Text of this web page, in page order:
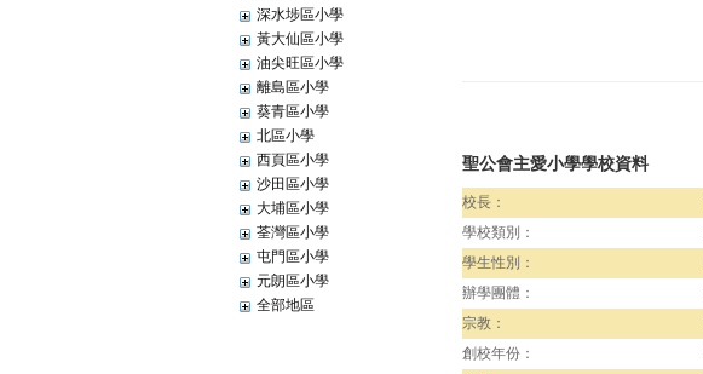
深水埗區小學
黃大仙區小學
油尖旺區小學
離島區小學
葵青區小學
北區小學
西頁區小學
沙田區小學
大埔區小學
荃灣區小學
屯門區小學
元朗區小學
全部地區
聖公會主愛小學學校資料
校長：
學校類別：
學生性別：
辦學團體：
宗教：
創校年份：